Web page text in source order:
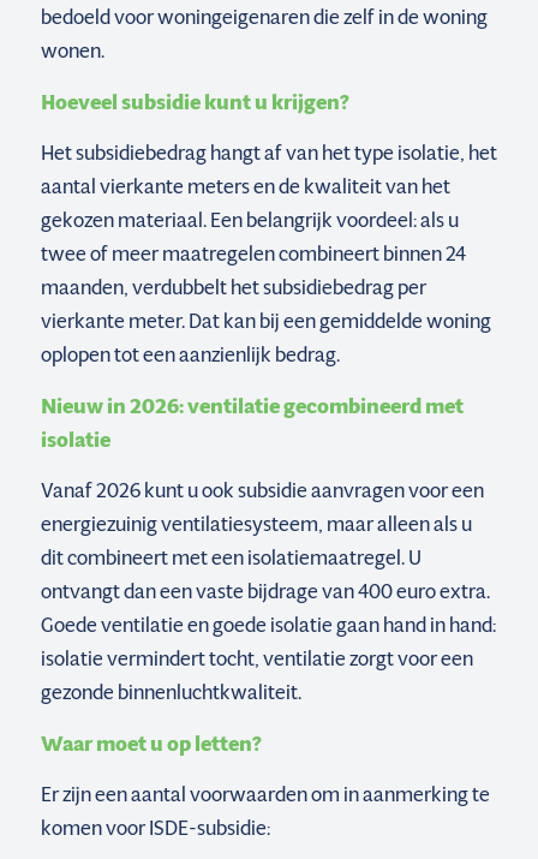
bedoeld voor woningeigenaren die zelf in de woning
wonen.
Hoeveel subsidie kunt u krijgen?
Het subsidiebedrag hangt af van het type isolatie, het
aantal vierkante meters en de kwaliteit van het
gekozen materiaal. Een belangrijk voordeel: als u
twee of meer maatregelen combineert binnen 24
maanden, verdubbelt het subsidiebedrag per
vierkante meter. Dat kan bij een gemiddelde woning
oplopen tot een aanzienlijk bedrag.
Nieuw in 2026: ventilatie gecombineerd met
isolatie
Vanaf 2026 kunt u ook subsidie aanvragen voor een
energiezuinig ventilatiesysteem, maar alleen als u
dit combineert met een isolatiemaatregel. U
ontvangt dan een vaste bijdrage van 400 euro extra.
Goede ventilatie en goede isolatie gaan hand in hand:
isolatie vermindert tocht, ventilatie zorgt voor een
gezonde binnenluchtkwaliteit.
Waar moet u op letten?
Er zijn een aantal voorwaarden om in aanmerking te
komen voor ISDE-subsidie: